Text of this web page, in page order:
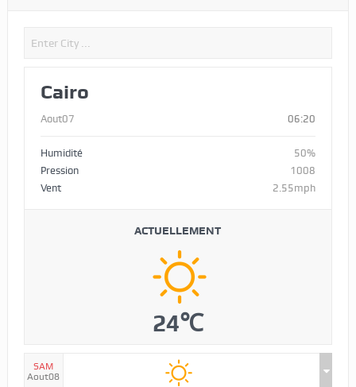
Cairo
Aout07 06:20
Humidité
50%
Pression
1008
Vent
2.55mph
ACTUELLEMENT
24℃
SAM
Aout08